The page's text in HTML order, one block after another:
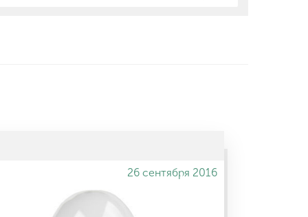
26 сентября 2016